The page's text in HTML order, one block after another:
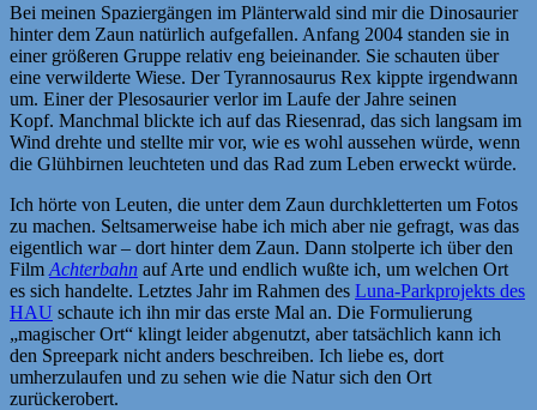
Bei meinen Spaziergängen im Plänterwald sind mir die Dinosaurier
hinter dem Zaun natürlich aufgefallen. Anfang 2004 standen sie in
einer größeren Gruppe relativ eng beieinander. Sie schauten über
eine verwilderte Wiese. Der Tyrannosaurus Rex kippte irgendwann
um. Einer der Plesosaurier verlor im Laufe der Jahre seinen
Kopf. Manchmal blickte ich auf das Riesenrad, das sich langsam im
Wind drehte und stellte mir vor, wie es wohl aussehen würde, wenn
die Glühbirnen leuchteten und das Rad zum Leben erweckt würde.
Ich hörte von Leuten, die unter dem Zaun durchkletterten um Fotos
zu machen. Seltsamerweise habe ich mich aber nie gefragt, was das
eigentlich war – dort hinter dem Zaun. Dann stolperte ich über den
Film Achterbahn auf Arte und endlich wußte ich, um welchen Ort
es sich handelte. Letztes Jahr im Rahmen des Luna-Parkprojekts des
HAU schaute ich ihn mir das erste Mal an. Die Formulierung
„magischer Ort“ klingt leider abgenutzt, aber tatsächlich kann ich
den Spreepark nicht anders beschreiben. Ich liebe es, dort
umherzulaufen und zu sehen wie die Natur sich den Ort
zurückerobert.